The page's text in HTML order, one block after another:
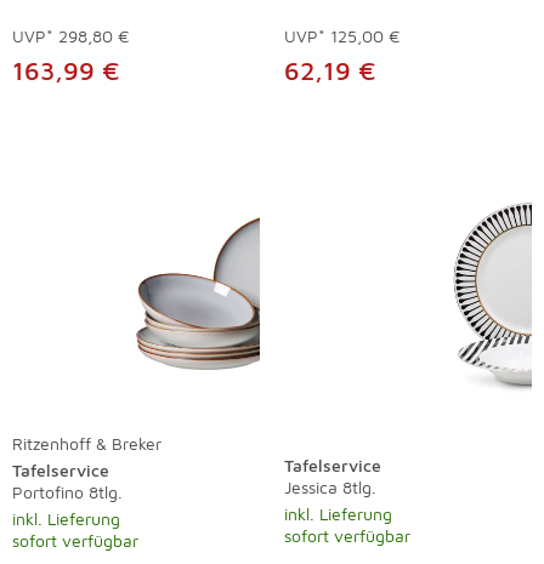
UVP* 298,80 €
163,99 €
UVP* 125,00 €
62,19 €
Ritzenhoff & Breker
Tafelservice
Portofino 8tlg.
inkl. Lieferung
sofort verfügbar
Tafelservice
Jessica 8tlg.
inkl. Lieferung
sofort verfügbar